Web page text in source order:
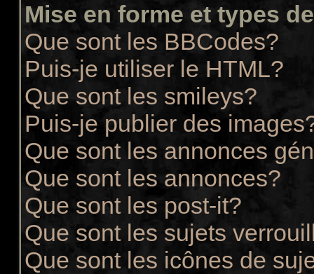
Mise en forme et types
Que sont les BBCodes?
Puis-je utiliser le HTML?
Que sont les smileys?
Puis-je publier des
Que sont les annonces
Que sont les annonces?
Que sont les post-it?
Que sont les sujets
Que sont les icônes de